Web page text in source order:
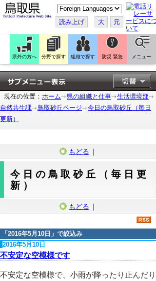
こ
の
ペ
ー
ジ
翻
訳
す
る
読み上げ 大 元
県外の方へ 分野で探す 組織で探す 防災 緊急 メニュー
現在の位置： ホーム 県の組織と仕事
生活環境部
自然共生課
鳥取砂丘ページ
今日の鳥取砂丘（毎日
更新）
もどる ｜
今日の鳥取砂丘（毎日更
新）
もどる ｜
「 2016年5月10日 」で絞込み
2016年5月10日
不安定な空模様です
不安定な空模様で、小雨が降ったり止んだり